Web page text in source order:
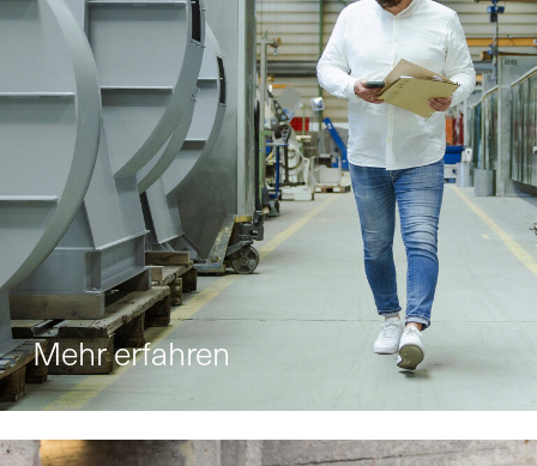
Mehr erfahren